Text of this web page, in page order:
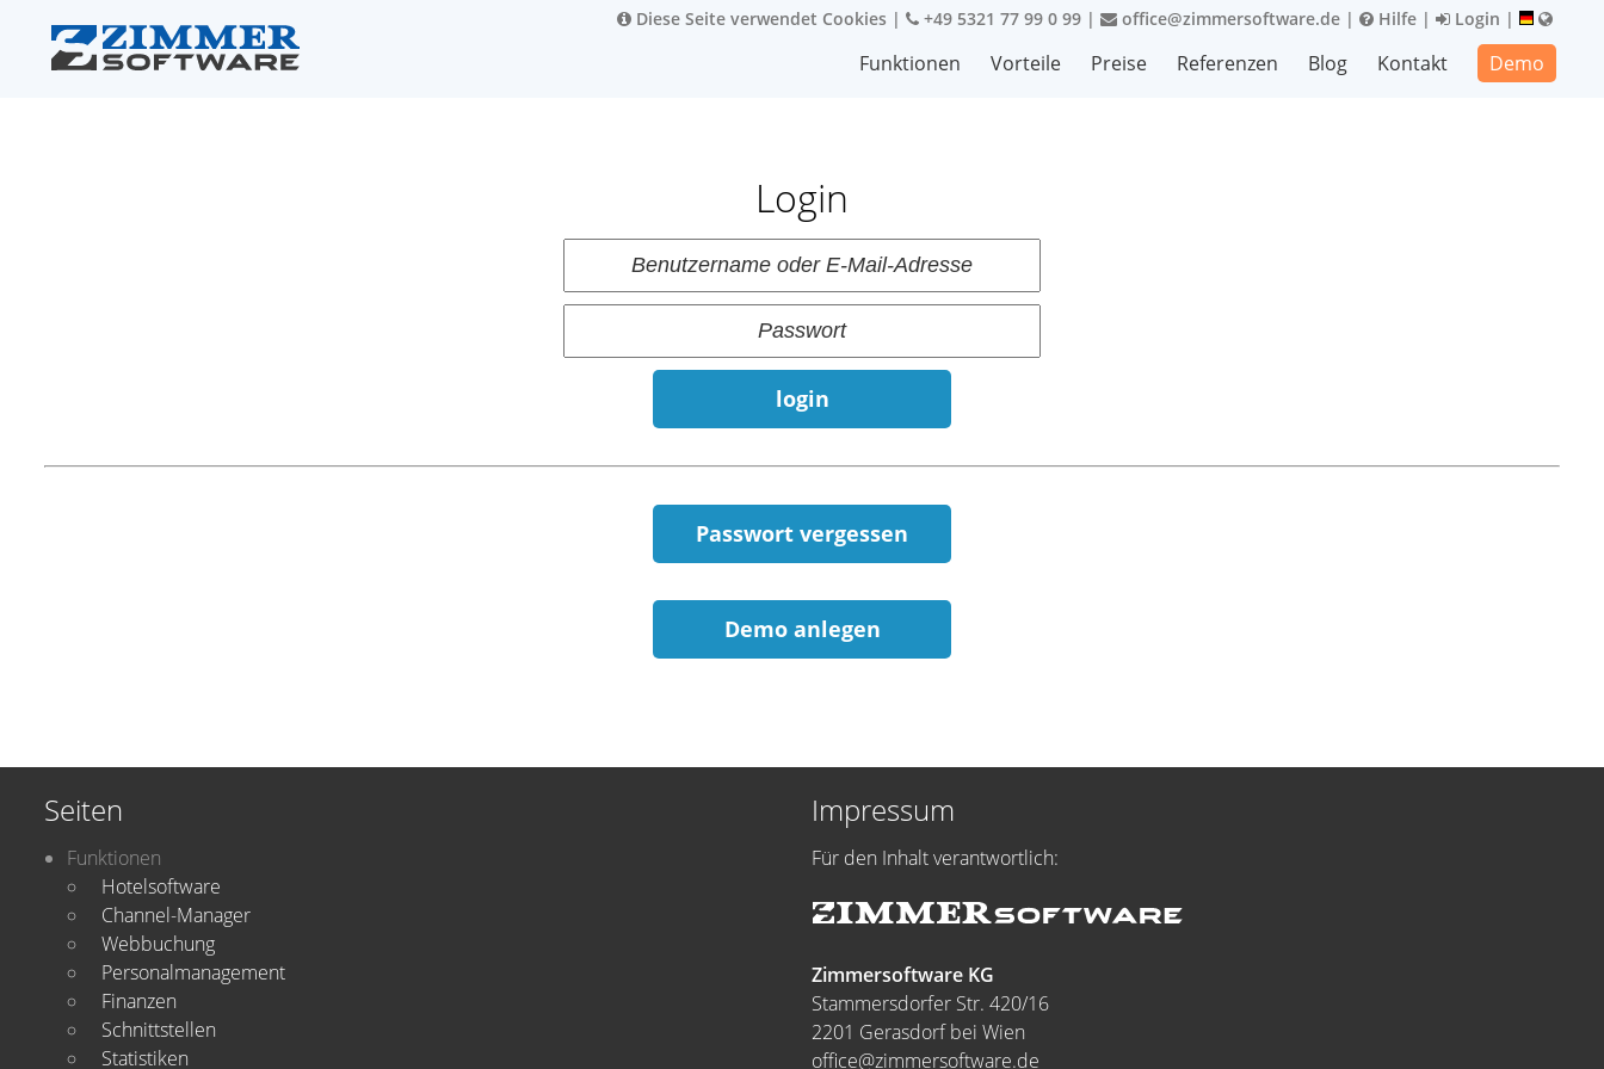
Diese Seite verwendet Cookies | +49 5321 77 99 0 99 | office@zimmersoftware.de | Hilfe | Login |
Funktionen Vorteile Preise Referenzen Blog Kontakt Demo
Login
login
Passwort vergessen
Demo anlegen
Seiten
Funktionen
Hotelsoftware
Channel-Manager
Webbuchung
Personalmanagement
Finanzen
Schnittstellen
Statistiken
Impressum
Für den Inhalt verantwortlich:
Zimmersoftware KG
Stammersdorfer Str. 420/16
2201 Gerasdorf bei Wien
office@zimmersoftware.de